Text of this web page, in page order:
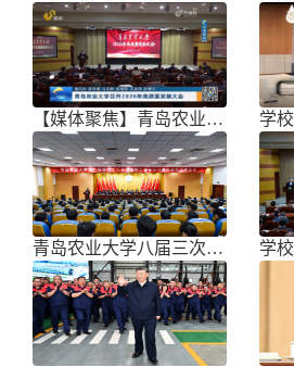
【媒体聚焦】青岛农业大学召开202
青岛农业大学八届三次双代会胜利召开